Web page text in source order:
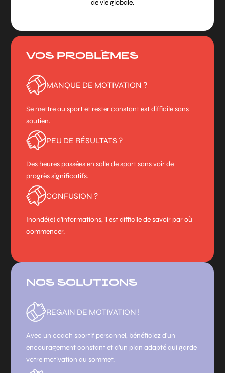
de vie globale.
VOS PROBLÈMES
MANQUE DE MOTIVATION ?
Se mettre au sport et rester constant est difficile sans
soutien.
PEU DE RÉSULTATS ?
Des heures passées en salle de sport sans voir de
progrès significatifs.
CONFUSION ?
Inondé(e) d'informations, il est difficile de savoir par où
commencer.
NOS SOLUTIONS
REGAIN DE MOTIVATION !
Avec un coach sportif personnel, bénéficiez d'un
encouragement constant et d'un plan adapté qui garde
votre motivation au sommet.